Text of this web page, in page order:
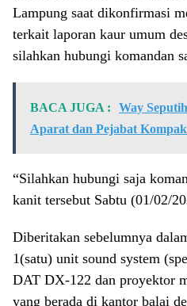
Lampung saat dikonfirmasi
terkait laporan kaur umum
silahkan hubungi komandan
BACA JUGA :
Way
Aparat dan Pejabat
“Silahkan hubungi saja
kanit tersebut Sabtu (01/02/
Diberitakan sebelumnya
1(satu) unit sound system
DAT DX-122 dan proyektor
yang berada di kantor balai